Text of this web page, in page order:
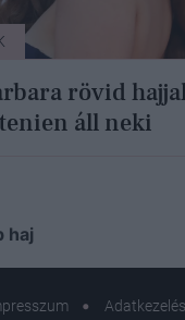
rövid
áll neki
haj